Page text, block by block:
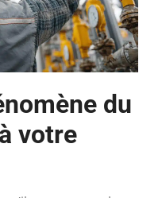
du
votre